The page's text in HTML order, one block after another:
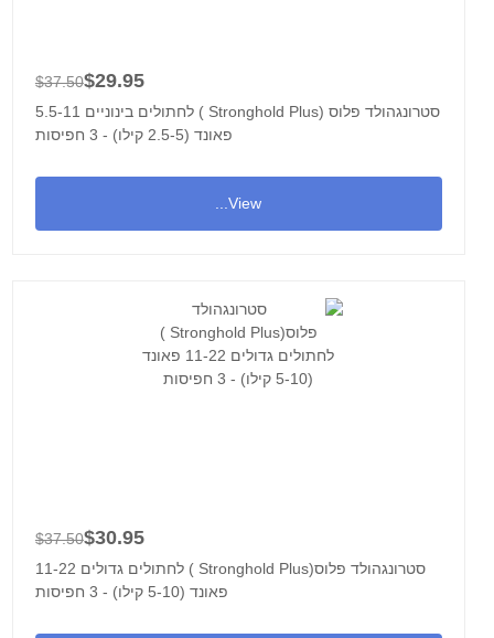
$29.95
$37.50
סטרונגהולד פלוס (Stronghold Plus ) לחתולים בינוניים 5.5-11
פאונד (2.5-5 קילו) - 3 חפיסות
View...
$30.95
$37.50
סטרונגהולד פלוס(Stronghold Plus ) לחתולים גדולים 11-22
פאונד (5-10 קילו) - 3 חפיסות